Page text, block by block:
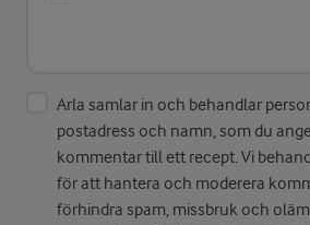
Arla samlar in och behandlar
postadress och namn, som du
kommentar till ett recept. Vi
för att hantera och moderera
förhindra spam, missbruk och